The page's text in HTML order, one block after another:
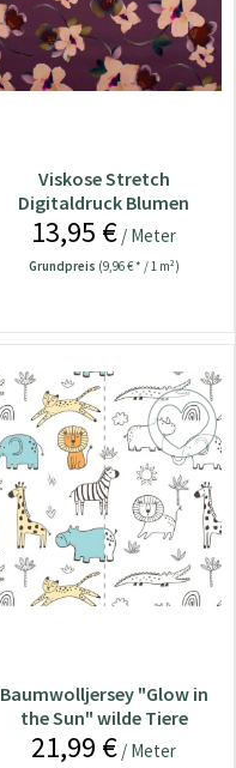
Viskose Stretch
Digitaldruck Blumen
aubergine
13,95 € / Meter
Grundpreis (9,96 € * / 1 m²)
Baumwolljersey "Glow in
the Sun" wilde Tiere
21,99 € / Meter